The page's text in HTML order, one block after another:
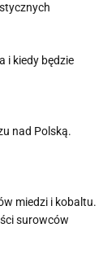
i kiedy będzie
nad Polską.
miedzi i kobaltu.
surowców